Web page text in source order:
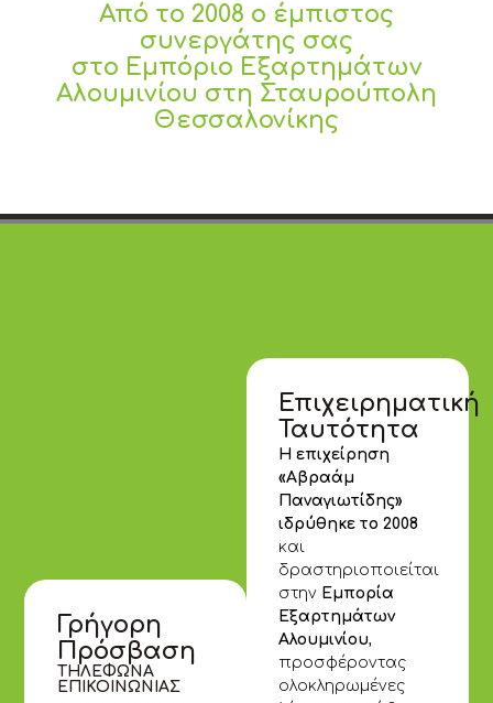
Από το 2008 ο έμπιστος
συνεργάτης σας
στο Εμπόριο Εξαρτημάτων
Αλουμινίου στη Σταυρούπολη
Θεσσαλονίκης
Επιχειρηματική
Ταυτότητα
Η επιχείρηση
«Αβραάμ
Παναγιωτίδης»
ιδρύθηκε το 2008
και
δραστηριοποιείται
στην Εμπορία
Εξαρτημάτων
Αλουμινίου,
προσφέροντας
ολοκληρωμένες
Γρήγορη
Πρόσβαση
ΤΗΛΕΦΩΝΑ
ΕΠΙΚΟΙΝΩΝΙΑΣ